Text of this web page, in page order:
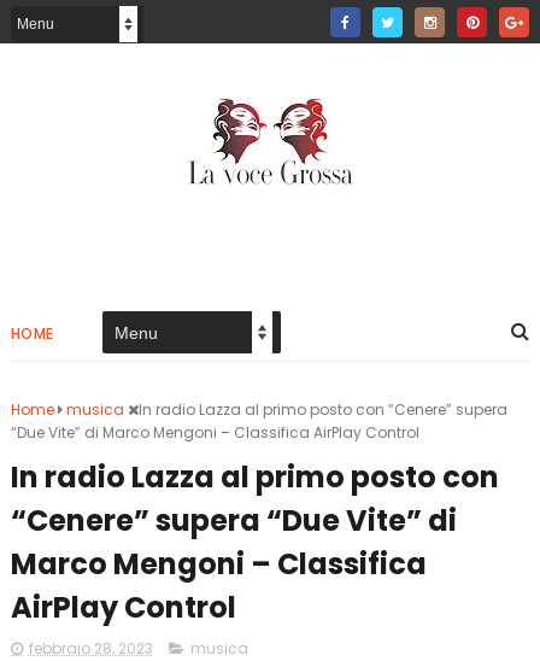
HOME
Home musica
In radio Lazza al primo posto con “Cenere” supera
“Due Vite” di Marco Mengoni – Classifica AirPlay Control
In radio Lazza al primo posto con
“Cenere” supera “Due Vite” di
Marco Mengoni – Classifica
AirPlay Control
febbraio 28, 2023 musica